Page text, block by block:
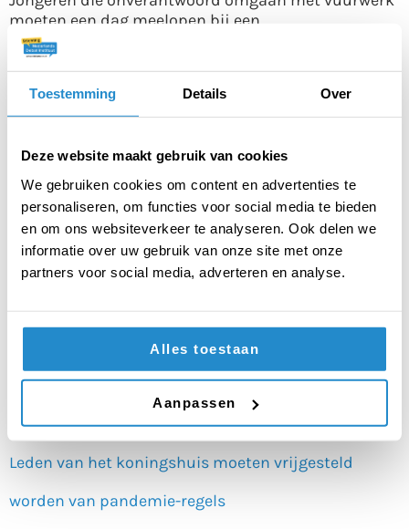
Toestemming Details Over
Deze website maakt gebruik van cookies
We gebruiken cookies om content en advertenties te
personaliseren, om functies voor social media te bieden
en om ons websiteverkeer te analyseren. Ook delen we
informatie over uw gebruik van onze site met onze
partners voor social media, adverteren en analyse.
Alles toestaan
Aanpassen
moeten een dag meelopen bij een
brandwondencentrum
Het is beter als er in de maand januari geen alcohol
Het is beter als er in de maand januari geen alcohol
wordt verkocht
De overheid moet geld geven aan jongeren die een
lockdown hebben meegemaakt
lockdown hebben meegemaakt
Er moet een boete komen op verbranden
Er moet een boete komen op verbranden
Leden van het koningshuis moeten vrijgesteld
worden van pandemie-regels